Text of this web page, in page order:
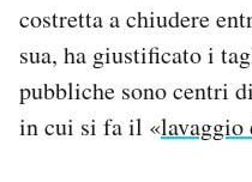
costretta a chiudere
sua, ha giustificato i
pubbliche sono centri
in cui si fa il «lavaggio